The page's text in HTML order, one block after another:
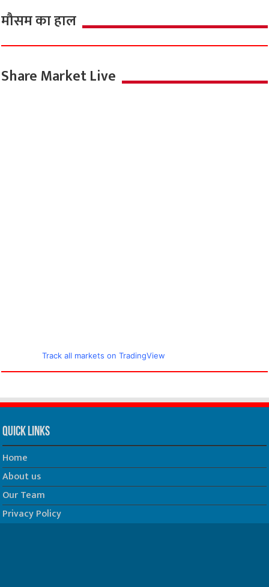
मौसम का हाल
Share Market Live
Track all markets on TradingView
Quick Links
Home
About us
Our Team
Privacy Policy